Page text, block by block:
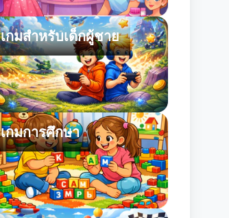
เกมสำหรับเด็กผู้ชาย
เกมการศึกษา